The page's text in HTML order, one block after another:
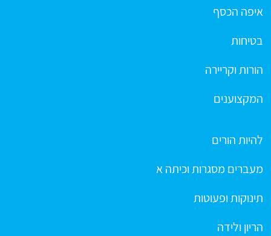
איפה הכסף
בטיחות
הורות וקריירה
המקצוענים
להיות הורים
מעברים מסגרות וכיתה א
תינוקות ופעוטות
הריון ולידה